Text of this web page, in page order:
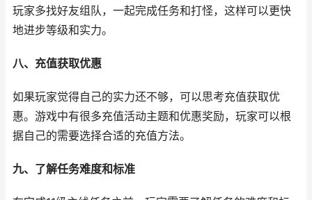
玩家多找好友组队，一起完成任务和打怪，这样可以更快
地进步等级和实力。
八、充值获取优惠
如果玩家觉得自己的实力还不够，可以思考充值获取优
惠。游戏中有很多充值活动主题和优惠奖励，玩家可以根
据自己的需要选择合适的充值方法。
九、了解任务难度和标准